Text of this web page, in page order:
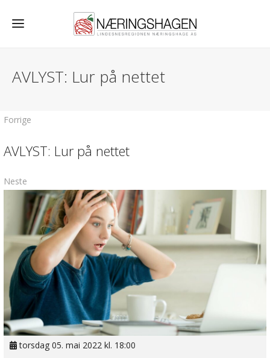
AVLYST: Lur på nettet
Forrige
AVLYST: Lur på nettet
Neste
torsdag 05. mai 2022 kl. 18:00